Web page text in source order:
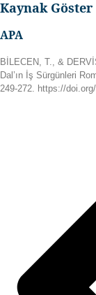
Kaynak Göster
APA
BİLECEN T., &
Dal’ın İş Sürgünleri
249-272. https://doi.org/